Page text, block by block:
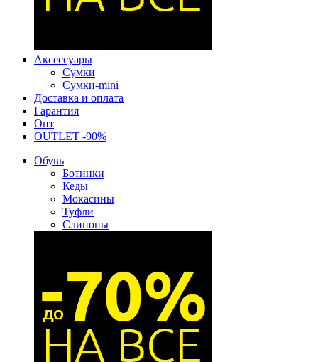
Аксессуары
Сумки
Сумки-mini
Доставка и оплата
Гарантия
Опт
OUTLET -90%
Обувь
Ботинки
Кеды
Мокасины
Туфли
Слипоны